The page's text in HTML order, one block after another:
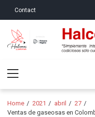
Contact
Menu
Home 2021 abril
27
Ventas de gaseosas en